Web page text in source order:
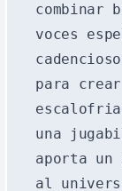
combinar
voces
para
una
aporta un
al